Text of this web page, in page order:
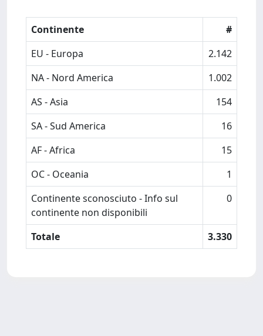
Continente
#
EU - Europa
2.142
NA - Nord America
1.002
AS - Asia
154
SA - Sud America
16
AF - Africa
15
OC - Oceania
1
Continente sconosciuto - Info sul
continente non disponibili
0
Totale 3.330